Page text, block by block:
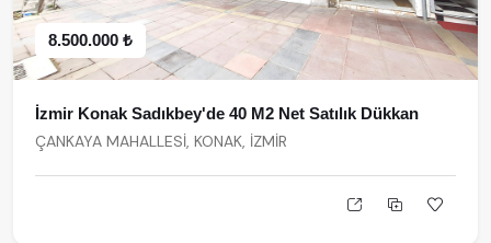
8.500.000 ₺
İzmir Konak Sadıkbey'de 40 M2 Net Satılık Dükkan
ÇANKAYA MAHALLESİ, KONAK, İZMİR